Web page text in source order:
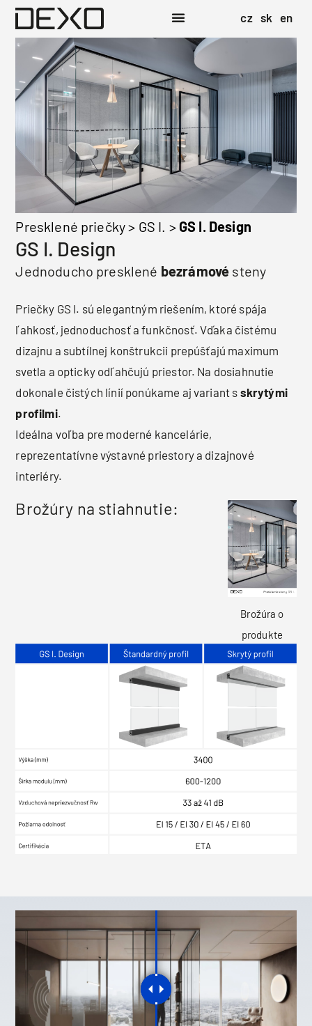
cz sk en
Presklené priečky> GS I. > GS I. Design
GS I. Design
Jednoducho presklené bezrámové steny
Priečky GS I. sú elegantným riešením, ktoré spája
ľahkosť, jednoduchosť a funkčnosť. Vďaka čistému
dizajnu a subtílnej konštrukcii prepúšťajú maximum
svetla a opticky odľahčujú priestor. Na dosiahnutie
dokonale čistých línií ponúkame aj variant s skrytými
profilmi.
Ideálna voľba pre moderné kancelárie,
reprezentatívne výstavné priestory a dizajnové
interiéry.
Brožúry na stiahnutie:
Brožúra o
produkte